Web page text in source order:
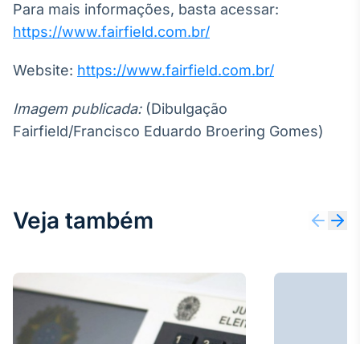
Para mais informações, basta acessar:
https://www.fairfield.com.br/
Website: https://www.fairfield.com.br/
Imagem publicada:(Dibulgação
Fairfield/Francisco Eduardo Broering Gomes)
Veja também